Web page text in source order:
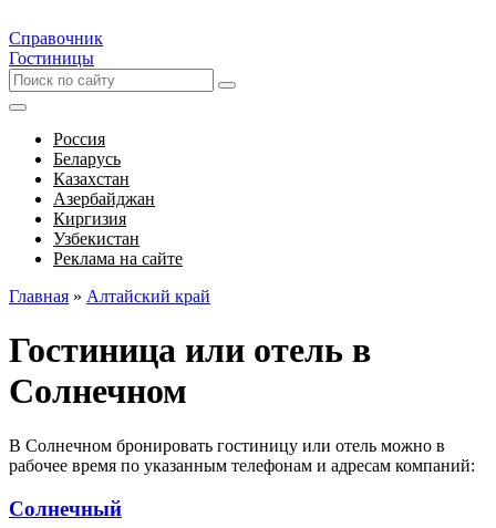
Справочник
Гостиницы
Россия
Беларусь
Казахстан
Азербайджан
Киргизия
Узбекистан
Реклама на сайте
Главная » Алтайский край
Гостиница или отель в
Солнечном
В Солнечном бронировать гостиницу или отель можно в
рабочее время по указанным телефонам и адресам компаний:
Солнечный